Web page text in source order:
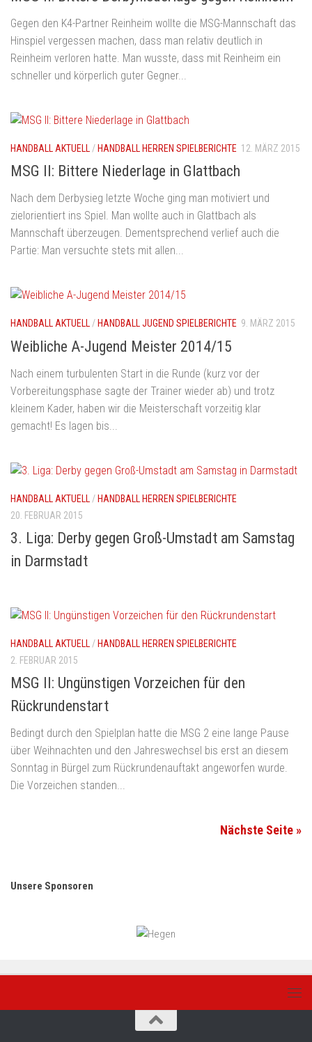
Gegen den K4-Partner Reinheim wollte die MSG-Mannschaft das
Hinspiel vergessen machen, dass man relativ deutlich in
Reinheim verloren hatte. Man wusste, dass mit Reinheim ein
schneller und körperlich guter Gegner...
HANDBALL AKTUELL / HANDBALL HERREN SPIELBERICHTE 12. MÄRZ 2015
MSG II: Bittere Niederlage in Glattbach
Nach dem Derbysieg letzte Woche ging man motiviert und
zielorientiert ins Spiel. Man wollte auch in Glattbach als
Mannschaft überzeugen. Dementsprechend verlief auch die
Partie: Man versuchte stets mit allen...
HANDBALL AKTUELL/ HANDBALL JUGEND SPIELBERICHTE 9. MÄRZ 2015
Weibliche A-Jugend Meister 2014/15
Nach einem turbulenten Start in die Runde (kurz vor der
Vorbereitungsphase sagte der Trainer wieder ab) und trotz
kleinem Kader, haben wir die Meisterschaft vorzeitig klar
gemacht! Es lagen bis...
HANDBALL AKTUELL /HANDBALL HERREN SPIELBERICHTE
20. FEBRUAR 2015
3. Liga: Derby gegen Groß-Umstadt am Samstag
in Darmstadt
HANDBALL AKTUELL / HANDBALL HERREN SPIELBERICHTE
2. FEBRUAR 2015
MSG II: Ungünstigen Vorzeichen für den
Rückrundenstart
Bedingt durch den Spielplan hatte die MSG 2 eine lange Pause
über Weihnachten und den Jahreswechsel bis erst an diesem
Sonntag in Bürgel zum Rückrundenauftakt angeworfen wurde.
Die Vorzeichen standen...
Nächste Seite »
Unsere Sponsoren